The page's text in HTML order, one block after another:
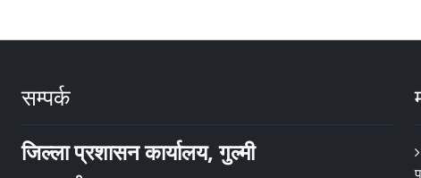
सम्पर्क
जिल्ला प्रशासन कार्यालय, गुल्मी